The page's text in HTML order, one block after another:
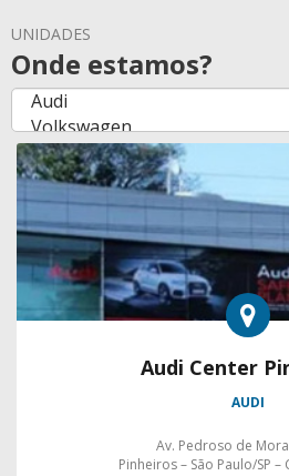
UNIDADES
Onde estamos?
Audi Center
AUDI
Av. Pedroso de
Pinheiros – São Paulo/SP –